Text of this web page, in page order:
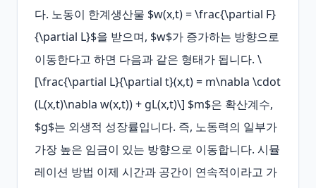
다. 노동이 한계생산물 $w(x,t) = \frac{\partial F}
{\partial L}$을 받으며, $w$가 증가하는 방향으로
이동한다고 하면 다음과 같은 형태가 됩니다. \
[\frac{\partial L}{\partial t}(x,t) = m\nabla \cdot
(L(x,t)\nabla w(x,t)) + gL(x,t)\] $m$은 확산계수,
$g$는 외생적 성장률입니다. 즉, 노동력의 일부가
가장 높은 임금이 있는 방향으로 이동합니다. 시뮬
레이션 방법 이제 시간과 공간이 연속적이라고 가